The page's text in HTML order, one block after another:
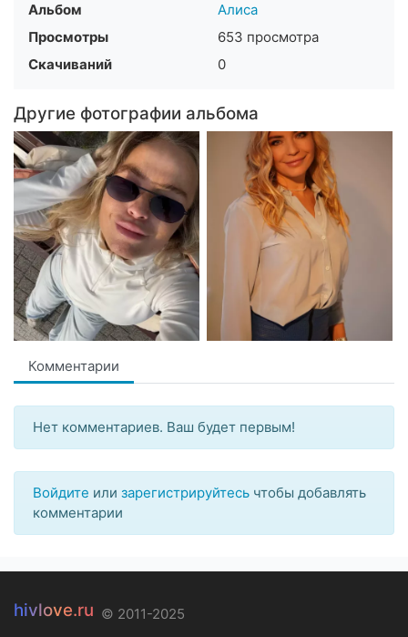
Альбом
Алиса
Просмотры
653 просмотра
Скачиваний
0
Другие фотографии альбома
Комментарии
Нет комментариев. Ваш будет первым!
Войдите или зарегистрируйтесь чтобы добавлять
комментарии
hivlove.ru © 2011-2025